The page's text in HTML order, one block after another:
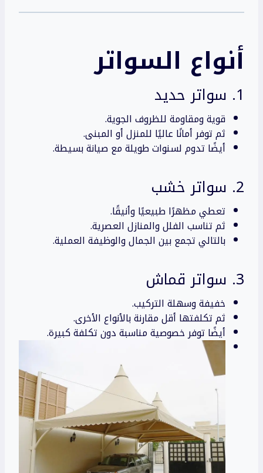
أنواع السواتر
1. سواتر حديد
قوية ومقاومة للظروف الجوية.
ثم توفر أمانًا عاليًا للمنزل أو المبنى.
أيضًا تدوم لسنوات طويلة مع صيانة بسيطة.
2. سواتر خشب
تعطي مظهرًا طبيعيًا وأنيقًا.
ثم تناسب الفلل والمنازل العصرية.
بالتالي تجمع بين الجمال والوظيفة العملية.
3. سواتر قماش
خفيفة وسهلة التركيب.
ثم تكلفتها أقل مقارنة بالأنواع الأخرى.
أيضًا توفر خصوصية مناسبة دون تكلفة كبيرة.